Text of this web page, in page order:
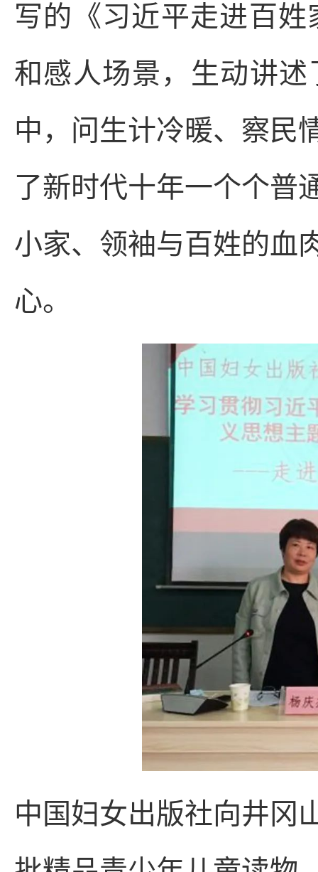
写的《习近平走进百
和感人场景，生动讲
中，问生计冷暖、察民
了新时代十年一个个普
小家、领袖与百姓的血
心。
中国妇女出版社向井冈